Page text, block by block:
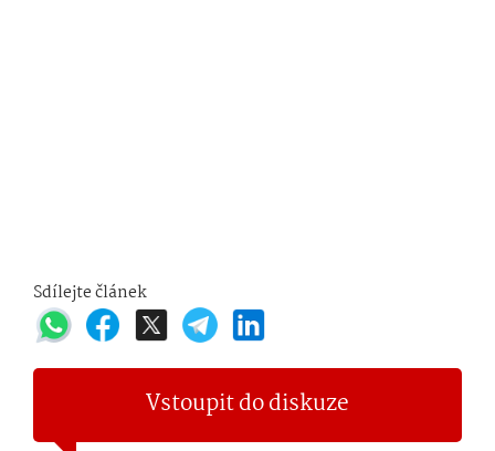
Sdílejte článek
Vstoupit do diskuze